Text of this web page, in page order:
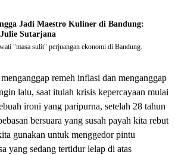
Jadi Maestro Kuliner di Bandung:
Sutarjana
"masa sulit" perjuangan ekonomi di Bandung.
remeh inflasi dan menganggap
lalu, saat itulah krisis kepercayaan mulai
ironi yang paripurna, setelah 28 tahun
bersuara yang susah payah kita rebut
gunakan untuk menggedor pintu
yang sedang tertidur lelap di atas